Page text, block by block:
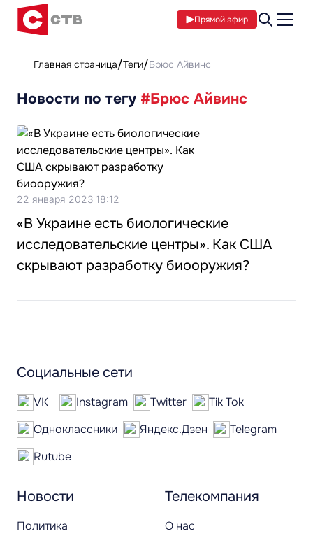
Прямой эфир
Главная страница Теги Брюс Айвинс
Новости по тегу #Брюс Айвинс
22 января 2023 18:12
«В Украине есть биологические
исследовательские центры». Как США
скрывают разработку биооружия?
Новости
Политика
Телекомпания
О нас
Социальные сети
VK Instagram Twitter
Tik Tok
Одноклассники
Яндекс.Дзен
Telegram
Rutube